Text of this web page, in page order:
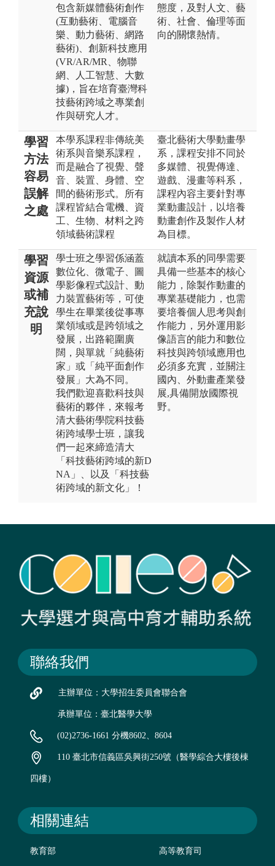
包含新媒體藝術創作
(互動藝術、電腦音
樂、動力藝術、網路
藝術)、創新科技應用
(VR/AR/MR、物聯
網、人工智慧、大數
據)，旨在培育臺灣科
技藝術跨域之專業創
作與研究人才。
態度，及對人文、藝
術、社會、倫理等面
向的關懷熱情。
學習
方法
容易
誤解
之處
本學系課程非傳統美
術系與音樂系課程，
而是融合了視覺、聲
音、裝置、身體、空
間的藝術形式。所有
課程皆結合電機、資
工、生物、材料之跨
領域藝術課程
臺北藝術大學動畫學
系，課程安排不同於
多媒體、視覺傳達、
遊戲、漫畫等科系，
課程內容主要針對專
業動畫設計，以培養
動畫創作及製作人材
為目標。
學習
資源
或補
充說
明
學士班之學習係涵蓋
數位化、微電子、圖
學影像程式設計、動
力裝置藝術等，可使
學生在畢業後從事專
業領域或是跨領域之
發展，出路範圍廣
闊，與單就「純藝術
家」或「純平面創作
發展」大為不同。
我們歡迎喜歡科技與
藝術的夥伴，來報考
清大藝術學院科技藝
術跨域學士班，讓我
們一起來締造清大
「科技藝術跨域的新D
NA」、以及「科技藝
術跨域的新文化」！
就讀本系的同學需要
具備一些基本的核心
能力，除製作動畫的
專業基礎能力，也需
要培養個人思考與創
作能力，另外運用影
像語言的能力和數位
科技與跨領域應用也
必須多充實，並關注
國內、外動畫產業發
展,具備開放國際視
野。
聯絡我們
主辦單位：大學招生委員會聯合會
承辦單位：臺北醫學大學
(02)2736-1661 分機8602、8604
110 臺北市信義區吳興街250號（醫學綜合大樓後棟
四樓）
相關連結
教育部 高等教育司